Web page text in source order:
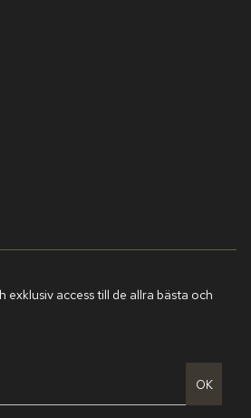
exklusiv access till de allra bästa och
OK